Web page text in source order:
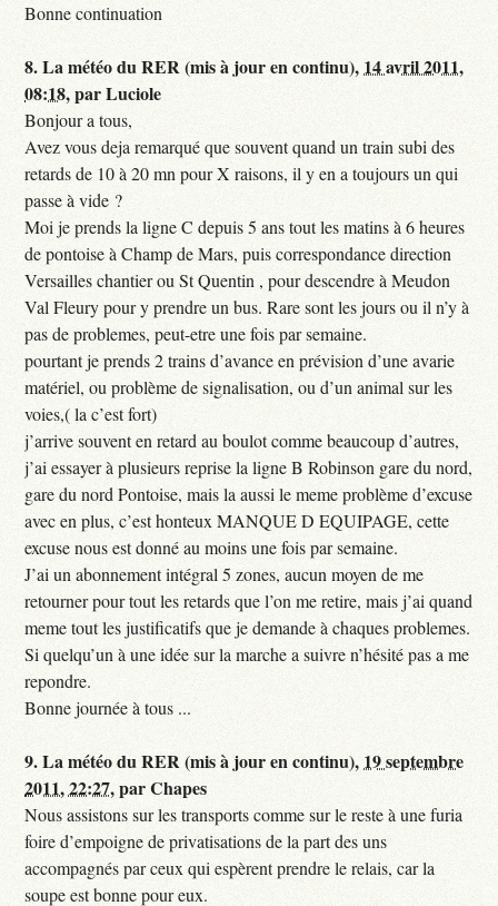
Bonne continuation
8.La météo du RER (mis à jour en continu), 14 avril 2011,
08:18,parLuciole
Bonjour a tous,
Avez vous deja remarqué que souvent quand un train subi des
retards de 10 à 20 mn pour X raisons, il y en a toujours un qui
passe à vide ?
Moi je prends la ligne C depuis 5 ans tout les matins à 6 heures
de pontoise à Champ de Mars, puis correspondance direction
Versailles chantier ou St Quentin , pour descendre à Meudon
Val Fleury pour y prendre un bus. Rare sont les jours ou il n’y à
pas de problemes, peut-etre une fois par semaine.
pourtant je prends 2 trains d’avance en prévision d’une avarie
matériel, ou problème de signalisation, ou d’un animal sur les
voies,( la c’est fort)
j’arrive souvent en retard au boulot comme beaucoup d’autres,
j’ai essayer à plusieurs reprise la ligne B Robinson gare du nord,
gare du nord Pontoise, mais la aussi le meme problème d’excuse
avec en plus, c’est honteux MANQUE D EQUIPAGE, cette
excuse nous est donné au moins une fois par semaine.
J’ai un abonnement intégral 5 zones, aucun moyen de me
retourner pour tout les retards que l’on me retire, mais j’ai quand
meme tout les justificatifs que je demande à chaques problemes.
Si quelqu’un à une idée sur la marche a suivre n’hésité pas a me
repondre.
Bonne journée à tous ...
9.La météo du RER (mis à jour en continu), 19 septembre
2011, 22:27,parChapes
Nous assistons sur les transports comme sur le reste à une furia
foire d’empoigne de privatisations de la part des uns
accompagnés par ceux qui espèrent prendre le relais, car la
soupe est bonne pour eux.